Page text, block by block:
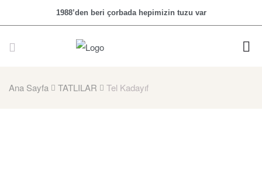
1988’den beri çorbada hepimizin tuzu var
Ana Sayfa TATLILAR Tel Kadayıf